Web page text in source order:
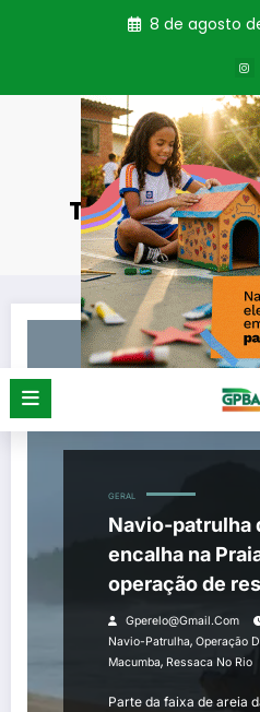
8 de agosto
Tag:
Página inicial
GERAL
Navio-patrulha
encalha na
operação de
ressaca no Rio
Gperelo@gmail.com
Navio-Patrulha, Operação
Macumba, Ressaca No Rio
Parte da faixa de areia